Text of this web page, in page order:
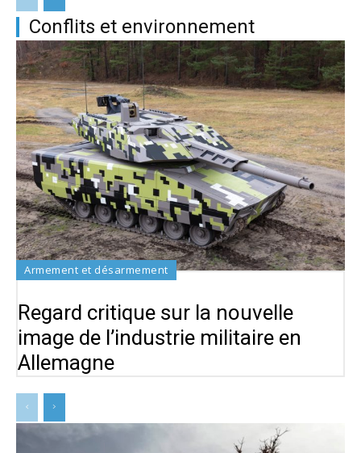
Conflits et environnement
Armement et désarmement
Regard critique sur la nouvelle
image de l’industrie militaire en
Allemagne